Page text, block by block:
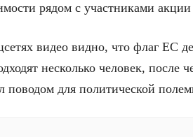
рядом с участниками
видео видно, что флаг ЕС
несколько человек, после
поводом для политической